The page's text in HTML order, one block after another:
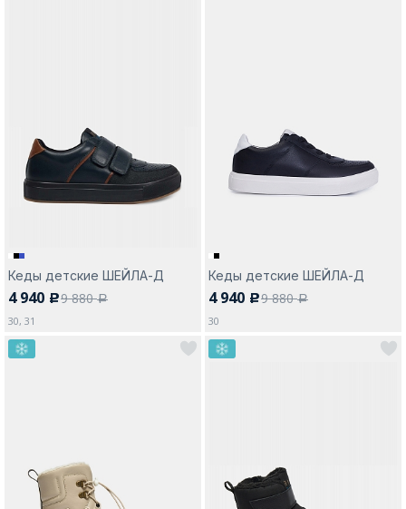
Кеды детские ШЕЙЛА-Д
4 940 c9 880a
30, 31
Кеды детские ШЕЙЛА-Д
4 940 c9 880a
30